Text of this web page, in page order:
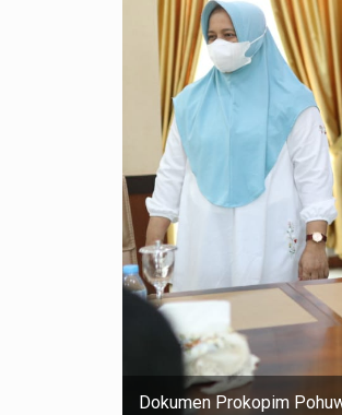
Dokumen Prokopim